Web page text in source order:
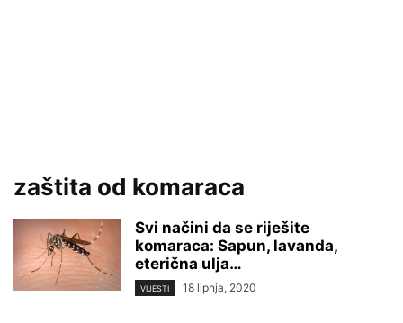
zaštita od komaraca
Svi načini da se riješite
komaraca: Sapun, lavanda,
eterična ulja…
VIJESTI 18 lipnja, 2020